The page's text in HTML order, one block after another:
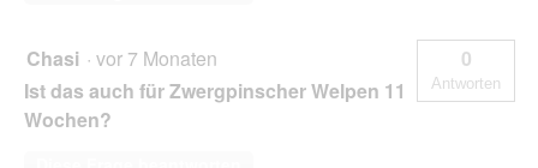
Chasi · vor 7 Monaten
Ist das auch für Zwergpinscher Welpen 11
Wochen?
0
Antworten